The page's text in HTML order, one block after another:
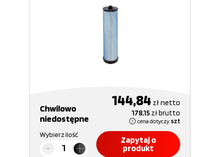
Chwilowo
niedostępne
144,84 złnetto
178,15 złbrutto
cena dotyczy szt
Wybierz ilość
Zapytaj o
produkt